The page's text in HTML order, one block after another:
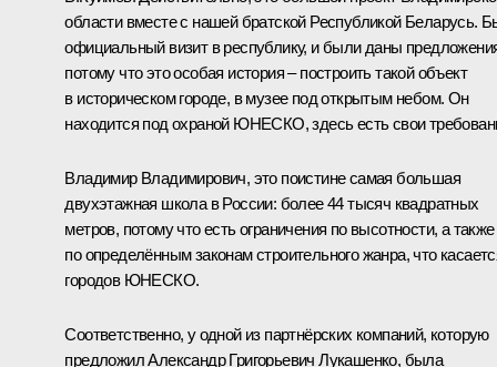
области вместе с нашей братской Республикой Беларусь.
официальный визит в республику, и были даны
потому что это особая история – построить такой объект
в историческом городе, в музее под открытым небом. Он
находится под охраной ЮНЕСКО, здесь есть свои
Владимир Владимирович, это поистине самая большая
двухэтажная школа в России: более 44 тысяч квадратных
метров, потому что есть ограничения по высотности, а также
по определённым законам строительного жанра, что
городов ЮНЕСКО.
Соответственно, у одной из партнёрских компаний, которую
предложил Александр Григорьевич Лукашенко, была